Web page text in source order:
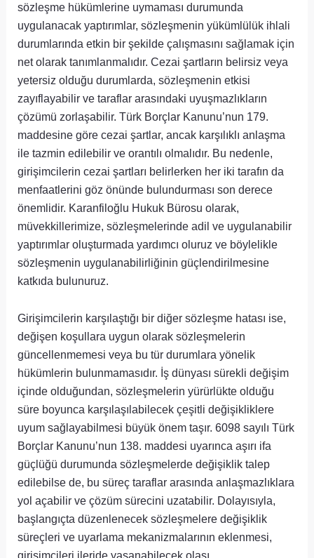
sözleşme hükümlerine uymaması durumunda
uygulanacak yaptırımlar, sözleşmenin yükümlülük ihlali
durumlarında etkin bir şekilde çalışmasını sağlamak için
net olarak tanımlanmalıdır. Cezai şartların belirsiz veya
yetersiz olduğu durumlarda, sözleşmenin etkisi
zayıflayabilir ve taraflar arasındaki uyuşmazlıkların
çözümü zorlaşabilir. Türk Borçlar Kanunu’nun 179.
maddesine göre cezai şartlar, ancak karşılıklı anlaşma
ile tazmin edilebilir ve orantılı olmalıdır. Bu nedenle,
girişimcilerin cezai şartları belirlerken her iki tarafın da
menfaatlerini göz önünde bulundurması son derece
önemlidir. Karanfiloğlu Hukuk Bürosu olarak,
müvekkillerimize, sözleşmelerinde adil ve uygulanabilir
yaptırımlar oluşturmada yardımcı oluruz ve böylelikle
sözleşmenin uygulanabilirliğinin güçlendirilmesine
katkıda bulunuruz.
Girişimcilerin karşılaştığı bir diğer sözleşme hatası ise,
değişen koşullara uygun olarak sözleşmelerin
güncellenmemesi veya bu tür durumlara yönelik
hükümlerin bulunmamasıdır. İş dünyası sürekli değişim
içinde olduğundan, sözleşmelerin yürürlükte olduğu
süre boyunca karşılaşılabilecek çeşitli değişikliklere
uyum sağlayabilmesi büyük önem taşır. 6098 sayılı Türk
Borçlar Kanunu’nun 138. maddesi uyarınca aşırı ifa
güçlüğü durumunda sözleşmelerde değişiklik talep
edilebilse de, bu süreç taraflar arasında anlaşmazlıklara
yol açabilir ve çözüm sürecini uzatabilir. Dolayısıyla,
başlangıçta düzenlenecek sözleşmelere değişiklik
süreçleri ve uyarlama mekanizmalarının eklenmesi,
girişimcileri ileride yaşanabilecek olası